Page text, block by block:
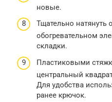
новые.
Тщательно натянуть
обогревательном
складки.
Пластиковыми
центральный
Для удобства
ранее крючок.